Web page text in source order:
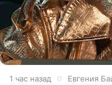
1 час назад Евгения